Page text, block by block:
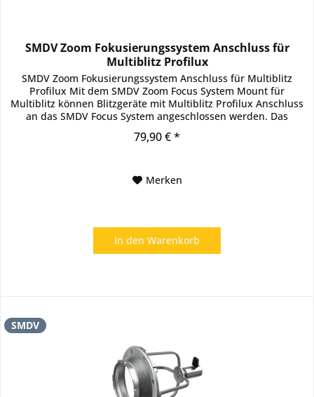
SMDV Zoom Fokusierungssystem Anschluss für
Multiblitz Profilux
SMDV Zoom Fokusierungssystem Anschluss für Multiblitz
Profilux Mit dem SMDV Zoom Focus System Mount für
Multiblitz können Blitzgeräte mit Multiblitz Profilux Anschluss
an das SMDV Focus System angeschlossen werden. Das
79,90 € *
Merken
In den Warenkorb
SMDV